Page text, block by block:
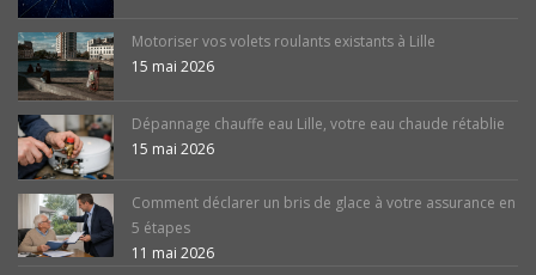
Motoriser vos volets roulants existants à Lille
15 mai 2026
Dépannage chauffe eau Lille, votre eau chaude rétablie
15 mai 2026
Comment déclarer un bris de glace à votre assurance en
5 étapes
11 mai 2026